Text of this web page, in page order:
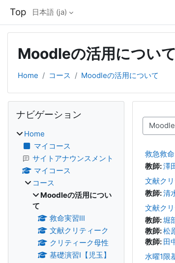
Top 日本語 ‎(ja)‎
Moodleの活用について
Home コース Moodleの活用について
コース
救急救
教師:澤
文献ク
教師:清
文献ク
教師:堀
教師:松
教師: 田
水曜1限
ブロック
ナビゲーション
Home
マイコース
サイトアナウンスメント
マイコース
コース
Moodleの活用につい
て
救命実習Ⅲ
文献クリティーク
クリティーク母性
基礎演習Ⅰ【児玉】